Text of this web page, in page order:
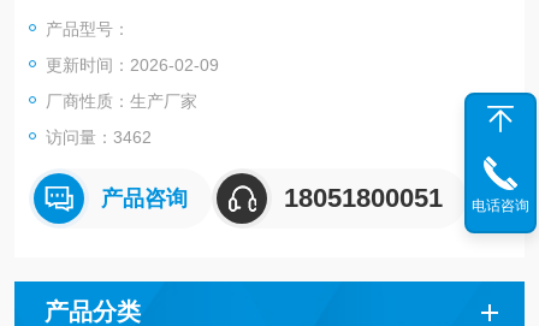
产品型号：
更新时间：2026-02-09
厂商性质：生产厂家
访问量：3462
产品咨询 18051800051
产品分类
电话咨询